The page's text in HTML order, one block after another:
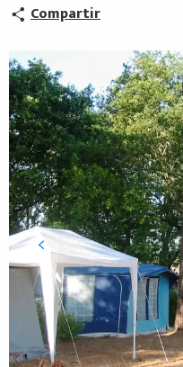
Compartir